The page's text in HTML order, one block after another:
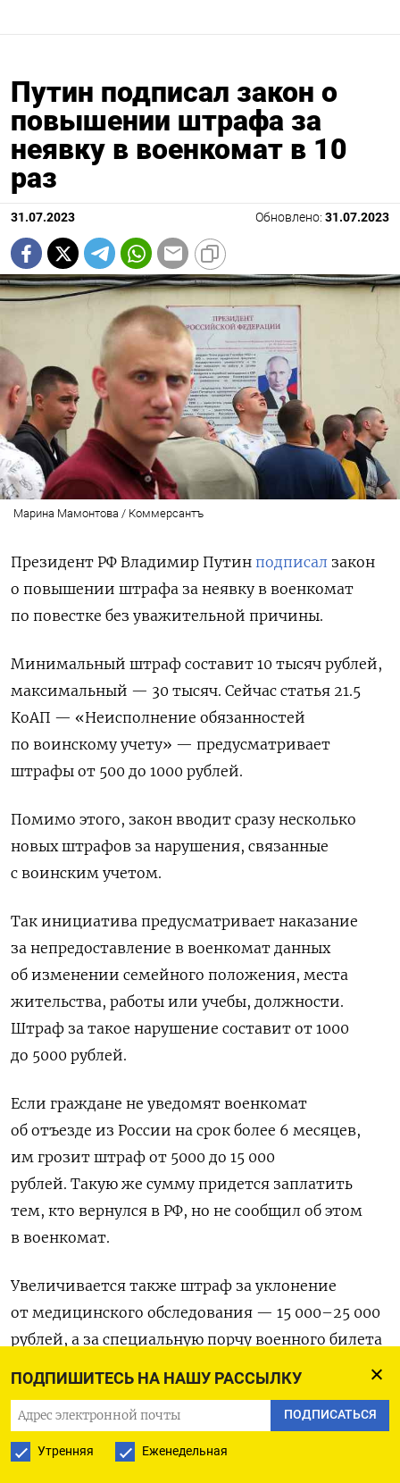
ПОДПИШИТЕСЬ НА НАШУ РАССЫЛКУ
ПОДПИСАТЬСЯ
Утренняя Еженедельная
Путин подписал закон о
повышении штрафа за
неявку в военкомат в 10
раз
31.07.2023 Обновлено: 31.07.2023
Марина Мамонтова / Коммерсантъ
Президент РФ Владимир Путин подписал закон
о повышении штрафа за неявку в военкомат
по повестке без уважительной причины.
Минимальный штраф составит 10 тысяч рублей,
максимальный — 30 тысяч. Сейчас статья 21.5
КоАП — «Неисполнение обязанностей
по воинскому учету» — предусматривает
штрафы от 500 до 1000 рублей.
Помимо этого, закон вводит сразу несколько
новых штрафов за нарушения, связанные
с воинским учетом.
Так инициатива предусматривает наказание
за непредоставление в военкомат данных
об изменении семейного положения, места
жительства, работы или учебы, должности.
Штраф за такое нарушение составит от 1000
до 5000 рублей.
Если граждане не уведомят военкомат
об отъезде из России на срок более 6 месяцев,
им грозит штраф от 5000 до 15 000
рублей. Такую же сумму придется заплатить
тем, кто вернулся в РФ, но не сообщил об этом
в военкомат.
Увеличивается также штраф за уклонение
от медицинского обследования — 15 000–25 000
рублей, а за специальную порчу военного билета
рублей. Сейчас за оба нарушения штрафуют
на сумму от 500 до 3000 рублей.